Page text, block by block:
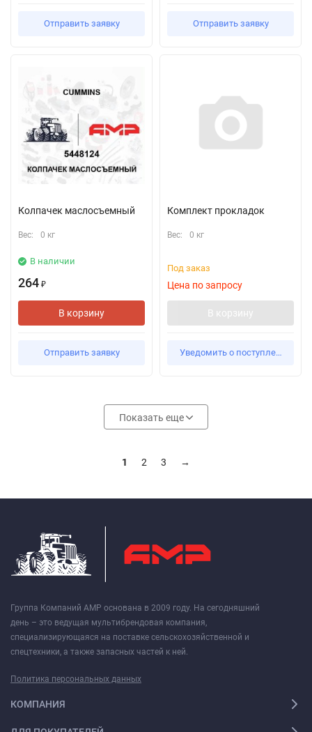
Отправить заявку Отправить заявку
Колпачек маслосъемный
Вес: 0 кг
В наличии
264 ₽
В корзину
Отправить заявку
Комплект прокладок
Вес: 0 кг
Под заказ
Цена по запросу
В корзину
Уведомить о поступлении
Показать еще
1 2 3 →
Группа Компаний АМР основана в 2009 году. На сегодняшний
день – это ведущая мультибрендовая компания,
специализирующаяся на поставке сельскохозяйственной и
спецтехники, а также запасных частей к ней.
Политика персональных данных
КОМПАНИЯ